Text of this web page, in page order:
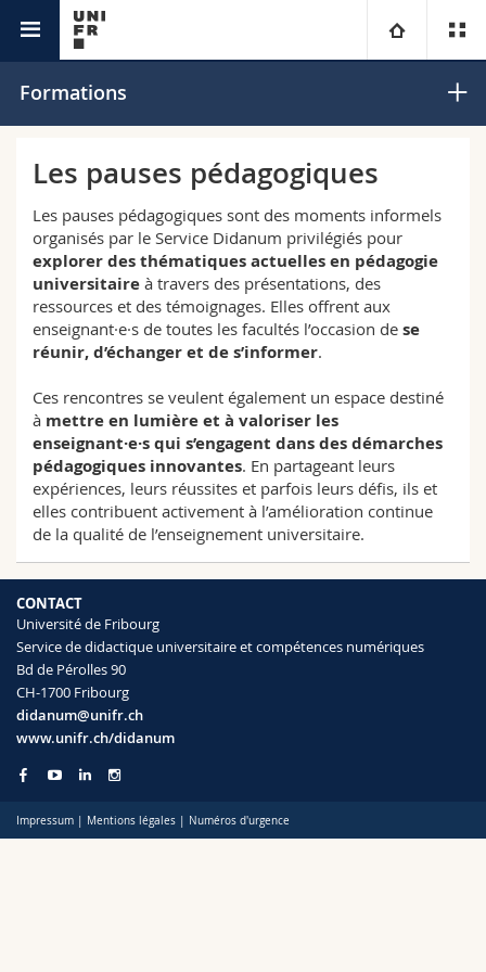
Université
Recherche
Université
Théologie
Droit
Sciences économiques et sociales et management
Sciences de l'éducation et de la formation
Sciences et médecine
Interfacultaire
Vous êtes
Futurs étudiants
Etudiants
Chercheurs
Collaborateurs
Doctorants
Ressources
Annuaire du personnel
Bibliothèques
Webmail
Programme des cours
MyUnifr
Services
Didactique universitaire et compétences
Formations
Les pauses pédagogiques
Les pauses pédagogiques sont des moments informels
organisés par le Service Didanum privilégiés pour
explorer des thématiques actuelles en pédagogie
universitaire à travers des présentations, des
ressources et des témoignages. Elles offrent aux
enseignant·e·s de toutes les facultés l’occasion de se
réunir, d’échanger et de s’informer.
Ces rencontres se veulent également un espace destiné
à mettre en lumière et à valoriser les
enseignant·e·s qui s’engagent dans des démarches
pédagogiques innovantes. En partageant leurs
expériences, leurs réussites et parfois leurs défis, ils et
elles contribuent activement à l’amélioration continue
de la qualité de l’enseignement universitaire.
CONTACT
Université de Fribourg
Service de didactique universitaire et compétences numériques
Bd de Pérolles 90
CH-1700 Fribourg
didanum@unifr.ch
www.unifr.ch/didanum
Impressum | Mentions légales | Numéros d'urgence